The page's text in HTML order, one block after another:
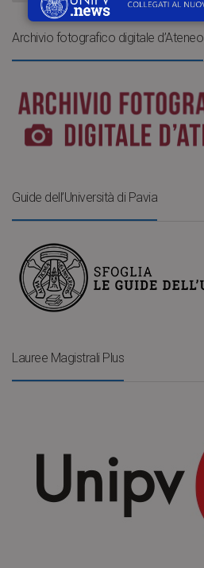
Archivio fotografico digitale d’Ateneo
Guide dell’Università di Pavia
Lauree Magistrali Plus